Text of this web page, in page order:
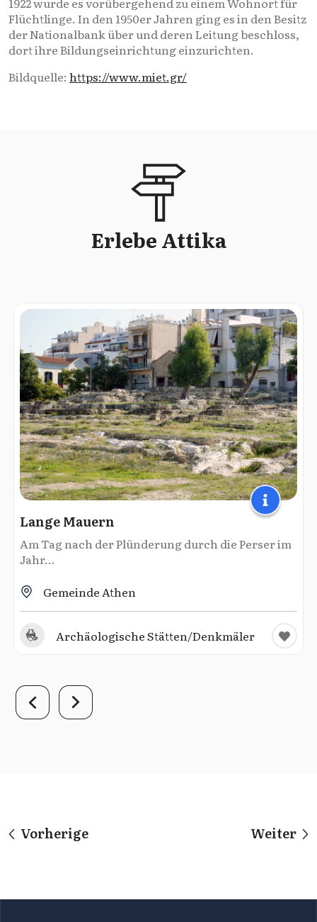
Flüchtlinge. In den 1950er Jahren ging es in den Besitz
der Nationalbank über und deren Leitung beschloss,
dort ihre Bildungseinrichtung einzurichten.
Bildquelle: https://www.miet.gr/
Erlebe Attika
Lange Mauern
Am Tag nach der Plünderung durch die Perser im
Jahr...
Gemeinde Athen
Archäologische Stätten/Denkmäler
Vorherige Weiter